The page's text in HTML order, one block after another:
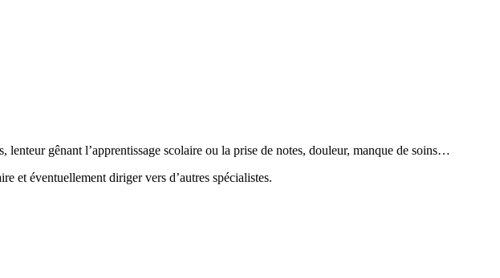
gênant l’apprentissage scolaire ou la prise de notes, douleur, manque de soins…
et éventuellement diriger vers d’autres spécialistes.